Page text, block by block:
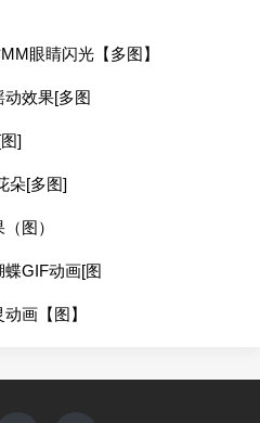
眼睛闪光【多图】
动效果[多图
]
朵[多图]
图）
蝶GIF动画[图
画【图】